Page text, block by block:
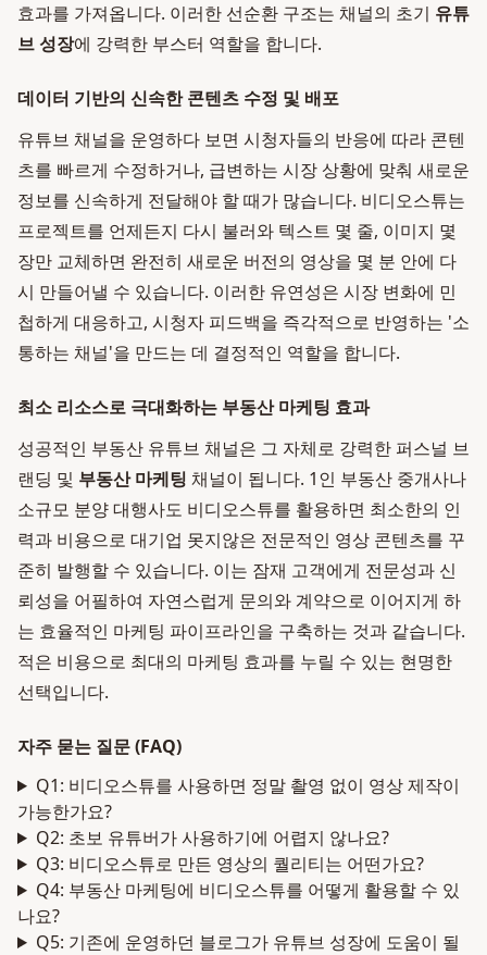
효과를 가져옵니다. 이러한 선순환 구조는 채널의 초기 유튜
브 성장에 강력한 부스터 역할을 합니다.
데이터 기반의 신속한 콘텐츠 수정 및 배포
유튜브 채널을 운영하다 보면 시청자들의 반응에 따라 콘텐
츠를 빠르게 수정하거나, 급변하는 시장 상황에 맞춰 새로운
정보를 신속하게 전달해야 할 때가 많습니다. 비디오스튜는
프로젝트를 언제든지 다시 불러와 텍스트 몇 줄, 이미지 몇
장만 교체하면 완전히 새로운 버전의 영상을 몇 분 안에 다
시 만들어낼 수 있습니다. 이러한 유연성은 시장 변화에 민
첩하게 대응하고, 시청자 피드백을 즉각적으로 반영하는 '소
통하는 채널'을 만드는 데 결정적인 역할을 합니다.
최소 리소스로 극대화하는 부동산 마케팅 효과
성공적인 부동산 유튜브 채널은 그 자체로 강력한 퍼스널 브
랜딩 및 부동산 마케팅 채널이 됩니다. 1인 부동산 중개사나
소규모 분양 대행사도 비디오스튜를 활용하면 최소한의 인
력과 비용으로 대기업 못지않은 전문적인 영상 콘텐츠를 꾸
준히 발행할 수 있습니다. 이는 잠재 고객에게 전문성과 신
뢰성을 어필하여 자연스럽게 문의와 계약으로 이어지게 하
는 효율적인 마케팅 파이프라인을 구축하는 것과 같습니다.
적은 비용으로 최대의 마케팅 효과를 누릴 수 있는 현명한
선택입니다.
자주 묻는 질문 (FAQ)
Q1: 비디오스튜를 사용하면 정말 촬영 없이 영상 제작이
가능한가요?
Q2: 초보 유튜버가 사용하기에 어렵지 않나요?
Q3: 비디오스튜로 만든 영상의 퀄리티는 어떤가요?
Q4: 부동산 마케팅에 비디오스튜를 어떻게 활용할 수 있
나요?
Q5: 기존에 운영하던 블로그가 유튜브 성장에 도움이 될